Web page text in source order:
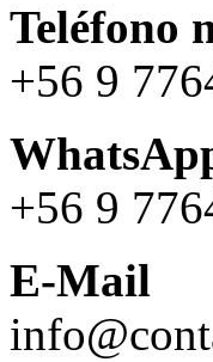
Teléfono
+56 9
+56 9
E-Mail